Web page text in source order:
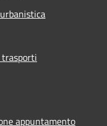
appuntamento